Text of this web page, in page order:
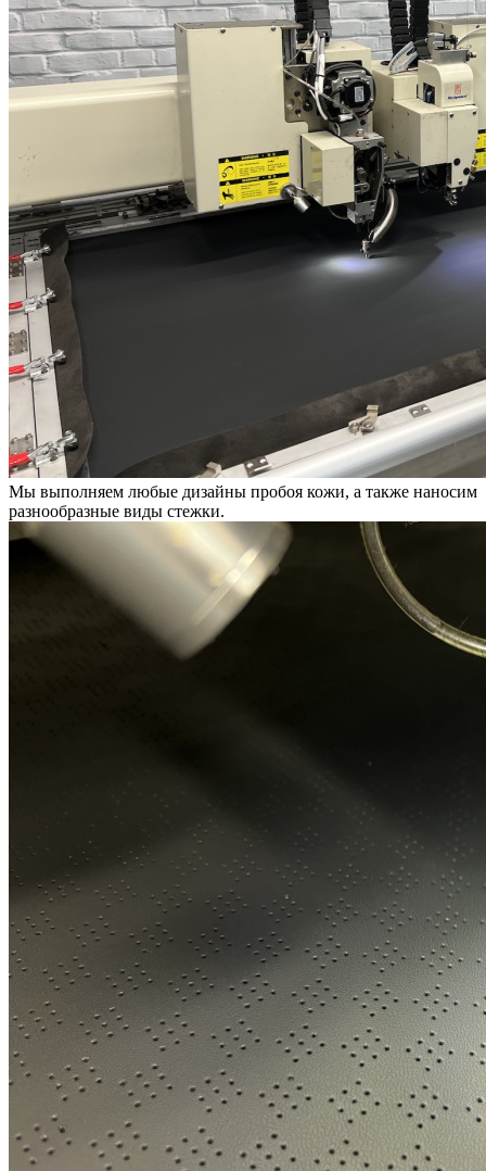
Мы выполняем любые дизайны пробоя кожи, а также наносим
разнообразные виды стежки.